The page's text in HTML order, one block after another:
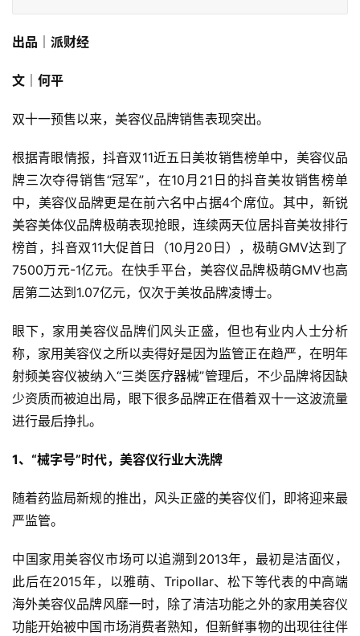
出品｜派财经
文｜何平
双十一预售以来，美容仪品牌销售表现突出。
根据青眼情报，抖音双11近五日美妆销售榜单中，美容仪品
牌三次夺得销售“冠军”，在10月21日的抖音美妆销售榜单
中，美容仪品牌更是在前六名中占据4个席位。其中，新锐
美容美体仪品牌极萌表现抢眼，连续两天位居抖音美妆排行
榜首，抖音双11大促首日（10月20日），极萌GMV达到了
7500万元-1亿元。在快手平台，美容仪品牌极萌GMV也高
居第二达到1.07亿元，仅次于美妆品牌凌博士。
眼下，家用美容仪品牌们风头正盛，但也有业内人士分析
称，家用美容仪之所以卖得好是因为监管正在趋严，在明年
射频美容仪被纳入“三类医疗器械”管理后，不少品牌将因缺
少资质而被迫出局，眼下很多品牌正在借着双十一这波流量
进行最后挣扎。
1、“械字号”时代，美容仪行业大洗牌
随着药监局新规的推出，风头正盛的美容仪们，即将迎来最
严监管。
中国家用美容仪市场可以追溯到2013年，最初是洁面仪，
此后在2015年，以雅萌、Tripollar、松下等代表的中高端
海外美容仪品牌风靡一时，除了清洁功能之外的家用美容仪
功能开始被中国市场消费者熟知，但新鲜事物的出现往往伴